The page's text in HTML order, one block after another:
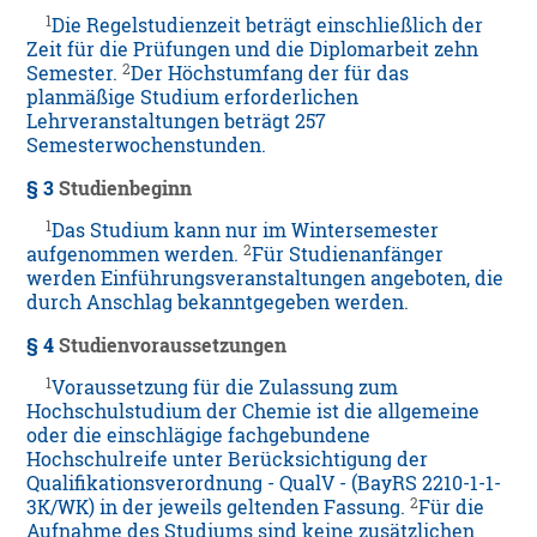
1Die Regelstudienzeit beträgt einschließlich der
Zeit für die Prüfungen und die Diplomarbeit zehn
Semester.2Der Höchstumfang der für das
planmäßige Studium erforderlichen
Lehrveranstaltungen beträgt 257
Semesterwochenstunden.
§ 3 Studienbeginn
1Das Studium kann nur im Wintersemester
aufgenommen werden.2Für Studienanfänger
werden Einführungsveranstaltungen angeboten, die
durch Anschlag bekanntgegeben werden.
§ 4 Studienvoraussetzungen
1Voraussetzung für die Zulassung zum
Hochschulstudium der Chemie ist die allgemeine
oder die einschlägige fachgebundene
Hochschulreife unter Berücksichtigung der
Qualifikationsverordnung - QualV - (BayRS 2210-1-1-
3K/WK) in der jeweils geltenden Fassung.2Für die
Aufnahme des Studiums sind keine zusätzlichen